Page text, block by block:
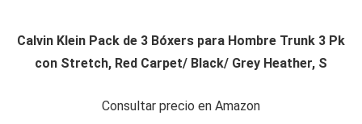
Calvin Klein Pack de 3 Bóxers para Hombre Trunk 3 Pk
con Stretch, Red Carpet/ Black/ Grey Heather, S
Consultar precio en Amazon